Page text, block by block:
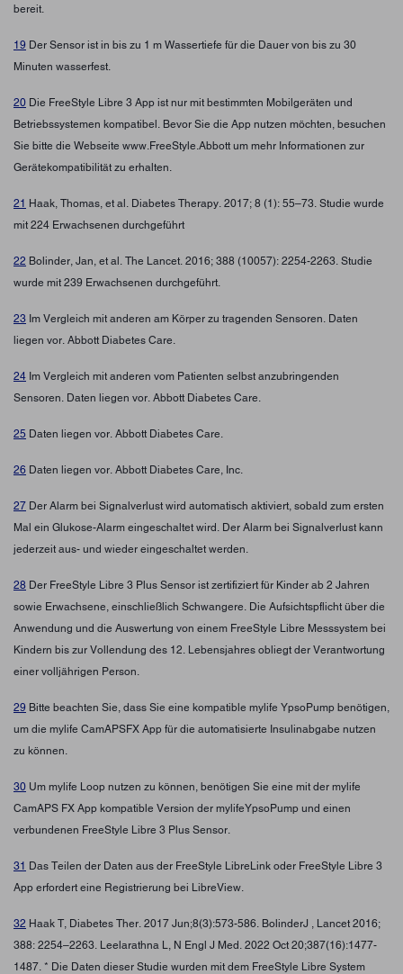
bereit.
19 Der Sensor ist in bis zu 1 m Wassertiefe für die Dauer von bis zu 30
Minuten wasserfest.
20 Die FreeStyle Libre 3 App ist nur mit bestimmten Mobilgeräten und
Betriebssystemen kompatibel. Bevor Sie die App nutzen möchten, besuchen
Sie bitte die Webseite www.FreeStyle.Abbott um mehr Informationen zur
Gerätekompatibilität zu erhalten.
21 Haak, Thomas, et al. Diabetes Therapy. 2017; 8 (1): 55–73. Studie wurde
mit 224 Erwachsenen durchgeführt
22 Bolinder, Jan, et al. The Lancet. 2016; 388 (10057): 2254-2263. Studie
wurde mit 239 Erwachsenen durchgeführt.
23 Im Vergleich mit anderen am Körper zu tragenden Sensoren. Daten
liegen vor. Abbott Diabetes Care.
24 Im Vergleich mit anderen vom Patienten selbst anzubringenden
Sensoren. Daten liegen vor. Abbott Diabetes Care.
25 Daten liegen vor. Abbott Diabetes Care.
26 Daten liegen vor. Abbott Diabetes Care, Inc.
27 Der Alarm bei Signalverlust wird automatisch aktiviert, sobald zum ersten
Mal ein Glukose-Alarm eingeschaltet wird. Der Alarm bei Signalverlust kann
jederzeit aus- und wieder eingeschaltet werden.
28 Der FreeStyle Libre 3 Plus Sensor ist zertifiziert für Kinder ab 2 Jahren
sowie Erwachsene, einschließlich Schwangere. Die Aufsichtspflicht über die
Anwendung und die Auswertung von einem FreeStyle Libre Messsystem bei
Kindern bis zur Vollendung des 12. Lebensjahres obliegt der Verantwortung
einer volljährigen Person.
29 Bitte beachten Sie, dass Sie eine kompatible mylife YpsoPump benötigen,
um die mylife CamAPSFX App für die automatisierte Insulinabgabe nutzen
zu können.
30 Um mylife Loop nutzen zu können, benötigen Sie eine mit der mylife
CamAPS FX App kompatible Version der mylifeYpsoPump und einen
verbundenen FreeStyle Libre 3 Plus Sensor.
31 Das Teilen der Daten aus der FreeStyle LibreLink oder FreeStyle Libre 3
App erfordert eine Registrierung bei LibreView.
32 Haak T, Diabetes Ther. 2017 Jun;8(3):573-586. BolinderJ , Lancet 2016;
388: 2254–2263. Leelarathna L, N Engl J Med. 2022 Oct 20;387(16):1477-
1487. * Die Daten dieser Studie wurden mit dem FreeStyle Libre System